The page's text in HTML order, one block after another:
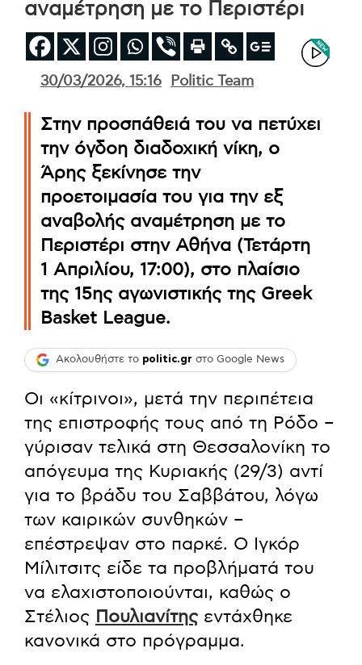
αναμέτρηση με το Περιστέρι
30/03/2026, 15:16 Politic Team
Στην προσπάθειά του να πετύχει
την όγδοη διαδοχική νίκη, ο
Άρης ξεκίνησε την
προετοιμασία του για την εξ
αναβολής αναμέτρηση με το
Περιστέρι στην Αθήνα (Τετάρτη
1 Απριλίου, 17:00), στο πλαίσιο
της 15ης αγωνιστικής της Greek
Basket League.
Ακολουθήστε το politic.gr στο Google News
Οι «κίτρινοι», μετά την περιπέτεια
της επιστροφής τους από τη Ρόδο –
γύρισαν τελικά στη Θεσσαλονίκη το
απόγευμα της Κυριακής (29/3) αντί
για το βράδυ του Σαββάτου, λόγω
των καιρικών συνθηκών –
επέστρεψαν στο παρκέ. Ο Ιγκόρ
Μίλιτσιτς είδε τα προβλήματά του
να ελαχιστοποιούνται, καθώς ο
Στέλιος Πουλιανίτηςεντάχθηκε
κανονικά στο πρόγραμμα.